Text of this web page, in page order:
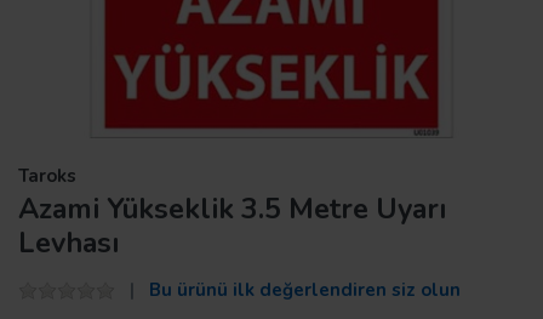
Taroks
Azami Yükseklik 3.5 Metre Uyarı
Levhası
Bu ürünü ilk değerlendiren siz olun